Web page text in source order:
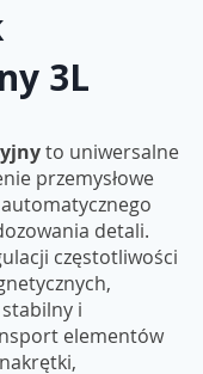
3L
to uniwersalne
przemysłowe
detali.
częstotliwości
i
elementów